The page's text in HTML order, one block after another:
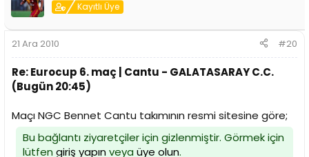
Kayıtlı Üye
21 Ara 2010 #20
Re: Eurocup 6. maç | Cantu - GALATASARAY C.C.
(Bugün 20:45)
Maçı NGC Bennet Cantu takımının resmi sitesine göre;
Bu bağlantı ziyaretçiler için gizlenmiştir. Görmek için
lütfen giriş yapınveya üye olun.